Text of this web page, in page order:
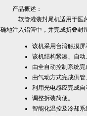
产品概述：
软管灌装封尾机适用于医药
确地注入铝管中，并完成折叠封
该机采用台湾触摸屏
该机结构紧凑、自动
由全自动控制系统
由气动方式完成供管
利用光电感应完成自
调整拆装简便。
智能化温控及冷却系